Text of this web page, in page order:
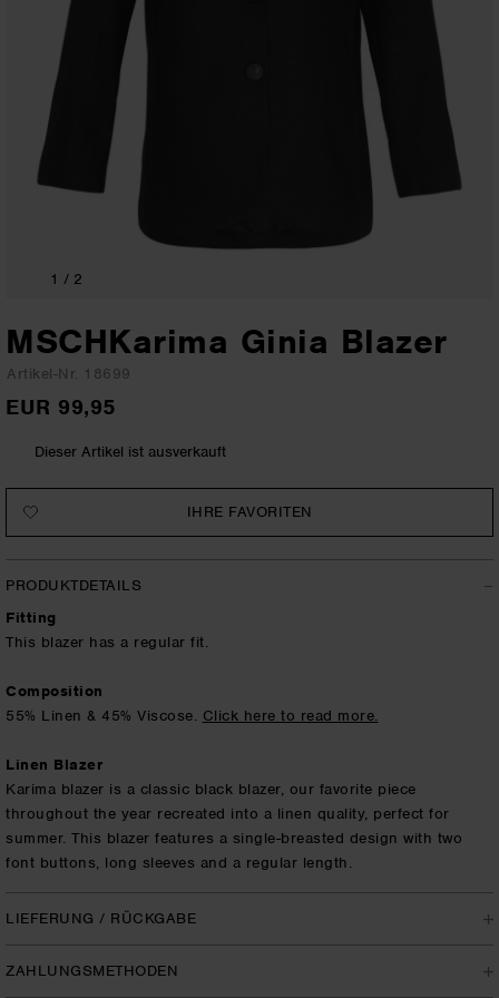
1 / 2
MSCHKarima Ginia Blazer
Artikel-Nr. 18699
EUR 99,95
Dieser Artikel ist ausverkauft
IHRE FAVORITEN
PRODUKTDETAILS
Fitting
This blazer has a regular fit.
Composition
55% Linen & 45% Viscose. Click here to read more.
Linen Blazer
Karima blazer is a classic black blazer, our favorite piece
throughout the year recreated into a linen quality, perfect for
summer. This blazer features a single-breasted design with two
font buttons, long sleeves and a regular length.
LIEFERUNG / RÜCKGABE
holiday.
ZAHLUNGSMETHODEN